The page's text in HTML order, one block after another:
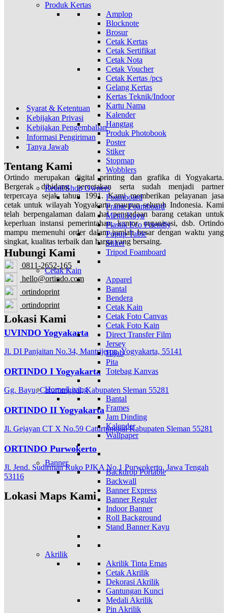
Produk Kertas
Amplop
Blocknote
Brosur
Cetak Kertas
Cetak Sertifikat
Cetak Nota
Cetak Voucher
Cetak Kertas /pcs
Gelang Kertas
Kertas Teknik/Indoor
Kartu Nama
Kalender
Hangtag
Produk Photobook
Poster
Stiker
Stopmap
Wobblers
Retail/Shop Owners
Foamboard
Frame Foamboard
Menu Kayu
Plastik Eco Friendly
Popup Table
Stiker
Tripod Foamboard
Cetak Kain
Apparel
Bantal
Bendera
Cetak Kain
Cetak Foto Canvas
Cetak Foto Kain
Direct Transfer Film
Jersey
Hijab
Pita
Totebag Kanvas
Home/Living
Bantal
Frames
Jam Dinding
Kalender
Wallpaper
Banner
Backdrop Portable
Backwall
Banner Express
Banner Reguler
Indoor Banner
Roll Background
Stand Banner Kayu
Akrilik
Akrilik Tinta Emas
Cetak Akrilik
Dekorasi Akrilik
Gantungan Kunci
Medali Akrilik
Pin Akrilik
Syarat & Ketentuan
Kebijakan Privasi
Kebijakan Pengembalian
Informasi Pengiriman
Tanya Jawab
Tentang Kami
Ortindo merupakan digital printing dan grafika di Yogyakarta.
Bergerak dibidang percetakan serta sudah menjadi partner
terpercaya sejak tahun 1991. Kami memberikan pelayanan jasa
cetak untuk wilayah Yogyakarta maupun seluruh Indonesia. Kami
telah berpengalaman dalam hal pengadaan barang cetakan untuk
keperluan instansi pemerintahan, kantor, organisasi, dsb. Ortindo
mampu memenuhi order dalam jumlah besar dengan waktu yang
singkat, kualitas terbaik dan harga yang bersaing.
Hubungi Kami
0811-2652-165
hello@ortindo.com
ortindoprint
ortindoprint
Lokasi Kami
UVINDO Yogyakarta
Jl. DI Panjaitan No.34, Mantrijeron, Yogyakarta, 55141
ORTINDO I Yogyakarta
Gg. Bayu, Caturtunggal, Kabupaten Sleman 55281
ORTINDO II Yogyakarta
Jl. Gejayan CT X No.59 Caturtunggal Kabupaten Sleman 55281
ORTINDO Purwokerto
Jl. Jend. Sudirman Ruko PJKA No.1 Purwokerto, Jawa Tengah
53116
Lokasi Maps Kami